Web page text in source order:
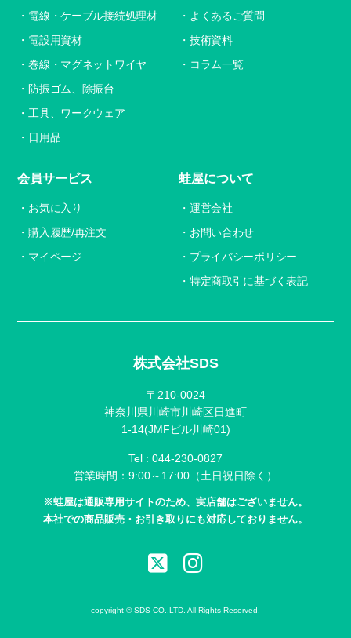
株式会社SDS
〒210-0024
神奈川県川崎市川崎区日進町
1-14(JMFビル川崎01)
Tel : 044-230-0827
営業時間：9:00～17:00（土日祝日除く）
※蛙屋は通販専用サイトのため、実店舗はございません。
本社での商品販売・お引き取りにも対応しておりません。
電線・ケーブル接続処理材
電設用資材
巻線・マグネットワイヤ
防振ゴム、除振台
工具、ワークウェア
日用品
よくあるご質問
技術資料
コラム一覧
会員サービス
お気に入り
購入履歴/再注文
マイページ
蛙屋について
運営会社
お問い合わせ
プライバシーポリシー
特定商取引に基づく表記
copyright © SDS CO.,LTD. All Rights Reserved.